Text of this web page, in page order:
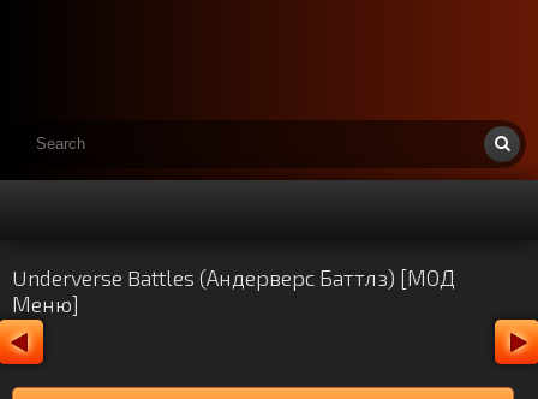
Underverse Battles (Андерверс Баттлз) [МОД
Меню]